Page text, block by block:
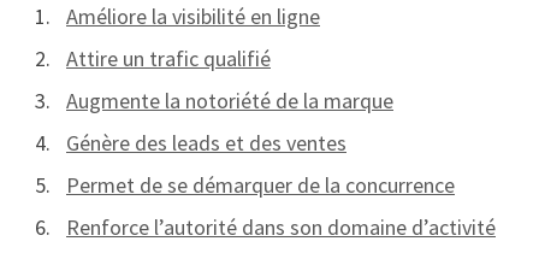
Améliore la visibilité en ligne
Attire un trafic qualifié
Augmente la notoriété de la marque
Génère des leads et des ventes
Permet de se démarquer de la concurrence
Renforce l’autorité dans son domaine d’activité